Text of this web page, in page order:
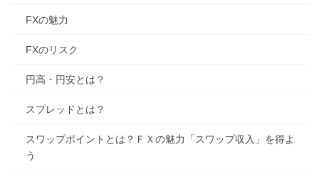
FXの魅力
FXのリスク
円高・円安とは？
スプレッドとは？
スワップポイントとは？ＦＸの魅力「スワップ収入」を得よ
う